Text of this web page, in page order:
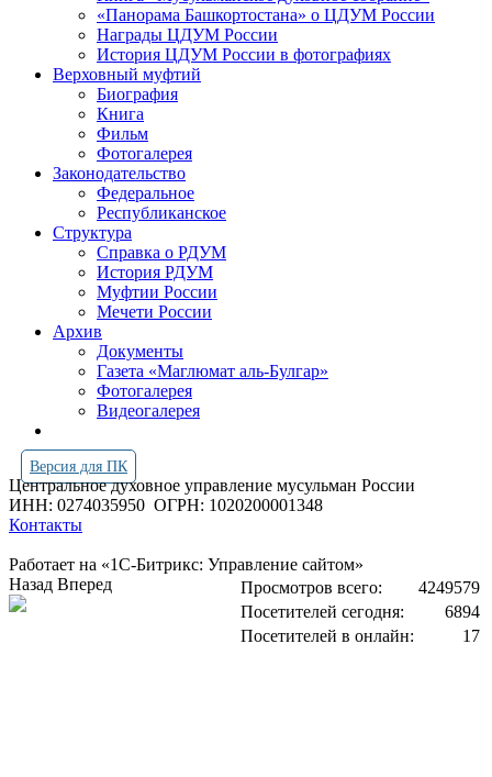
«Панорама Башкортостана» о ЦДУМ России
Награды ЦДУМ России
История ЦДУМ России в фотографиях
Верховный муфтий
Биография
Книга
Фильм
Фотогалерея
Законодательство
Федеральное
Республиканское
Структура
Справка о РДУМ
История РДУМ
Муфтии России
Мечети России
Архив
Документы
Газета «Маглюмат аль-Булгар»
Фотогалерея
Видеогалерея
Версия для ПК
Центральное духовное управление мусульман России
ИНН: 0274035950 ОГРН: 1020200001348
Контакты
Работает на «1С-Битрикс: Управление сайтом»
Просмотров всего:
4249579
Посетителей сегодня:
6894
Посетителей в онлайн:
17
Назад Вперед